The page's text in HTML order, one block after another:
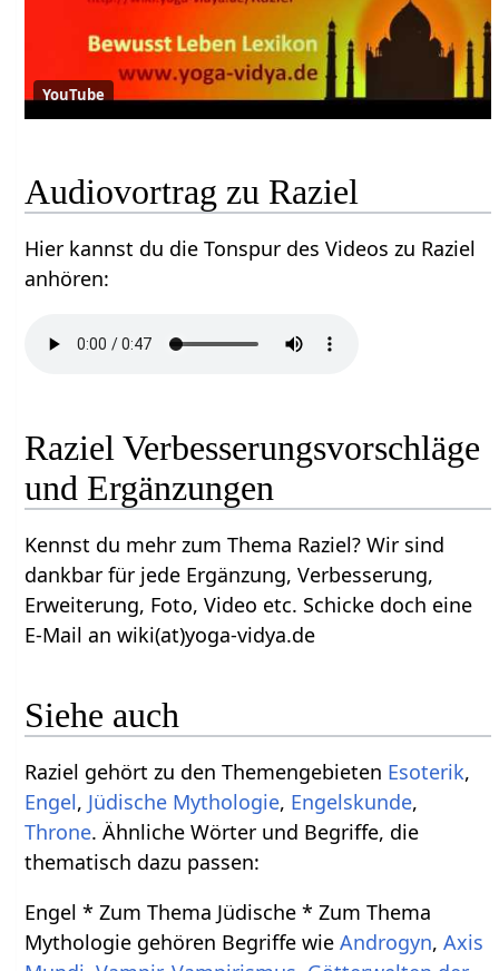
YouTube
Audiovortrag zu Raziel
Hier kannst du die Tonspur des Videos zu Raziel
anhören:
Raziel Verbesserungsvorschläge
und Ergänzungen
Kennst du mehr zum Thema Raziel? Wir sind
dankbar für jede Ergänzung, Verbesserung,
Erweiterung, Foto, Video etc. Schicke doch eine
E-Mail an wiki(at)yoga-vidya.de
Siehe auch
Raziel gehört zu den Themengebieten Esoterik,
Engel, Jüdische Mythologie, Engelskunde,
Throne. Ähnliche Wörter und Begriffe, die
thematisch dazu passen:
Engel * Zum Thema Jüdische * Zum Thema
Mythologie gehören Begriffe wieAndrogyn,Axis